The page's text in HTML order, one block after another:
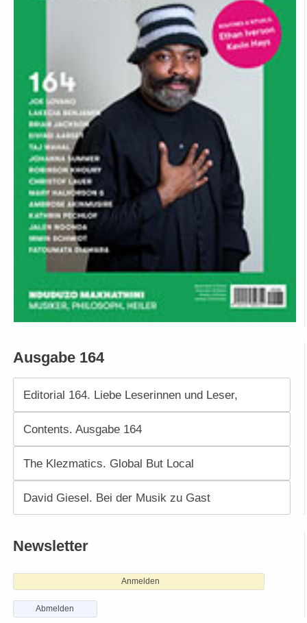
Ausgabe 164
Editorial 164. Liebe Leserinnen und Leser,
Contents. Ausgabe 164
The Klezmatics. Global But Local
David Giesel. Bei der Musik zu Gast
Newsletter
Anmelden
Abmelden